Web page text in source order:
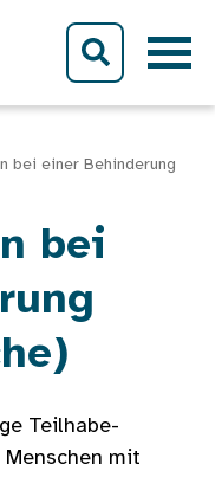
bei einer Behinderung
bei
Teilhabe-
mit